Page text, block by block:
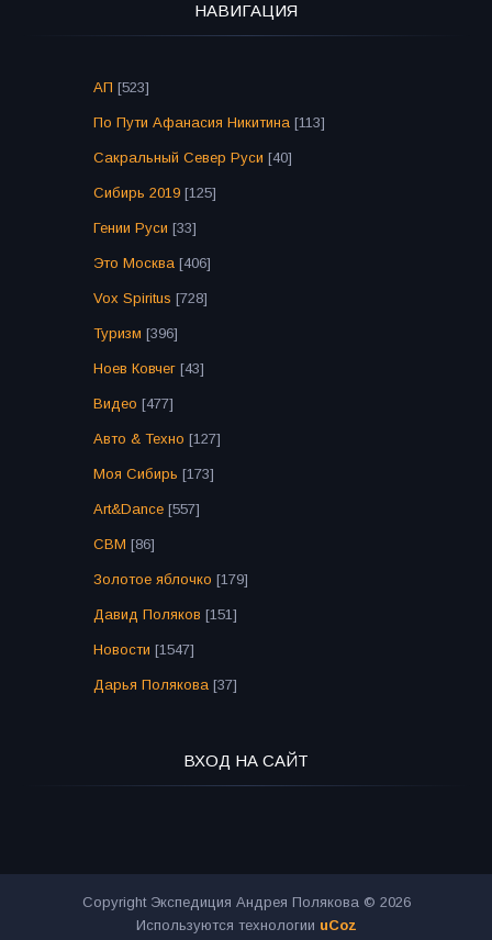
НАВИГАЦИЯ
АП [523]
По Пути Афанасия Никитина [113]
Сакральный Север Руси [40]
Сибирь 2019 [125]
Гении Руси [33]
Это Москва [406]
Vox Spiritus [728]
Туризм [396]
Ноев Ковчег [43]
Видео [477]
Авто & Техно [127]
Моя Сибирь [173]
Art&Dance [557]
СВМ [86]
Золотое яблочко [179]
Давид Поляков [151]
Новости [1547]
Дарья Полякова [37]
ВХОД НА САЙТ
Copyright Экспедиция Андрея Полякова © 2026
Используются технологии uCoz